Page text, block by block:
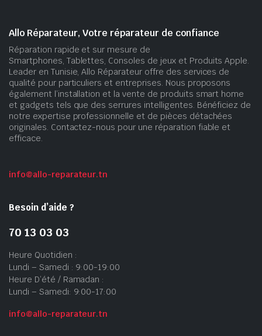
Allo Réparateur, Votre réparateur de confiance
Réparation rapide et sur mesure de
Smartphones, Tablettes, Consoles de jeux et Produits Apple.
Leader en Tunisie, Allo Réparateur offre des services de
qualité pour particuliers et entreprises. Nous proposons
également l’installation et la vente de produits smart home
et gadgets tels que des serrures intelligentes. Bénéficiez de
notre expertise professionnelle et de pièces détachées
originales. Contactez-nous pour une réparation fiable et
efficace.
info@allo-reparateur.tn
Besoin d’aide ?
70 13 03 03
Heure Quotidien :
Lundi – Samedi : 9:00-19:00
Heure D’été / Ramadan :
Lundi – Samedi: 9:00-17:00
info@allo-reparateur.tn